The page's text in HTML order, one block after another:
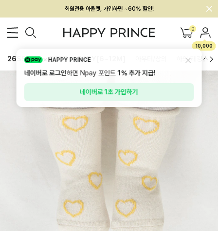
회원전용 아울렛, 가입하면 ~60% 할인!
멤버십 최대 28,000원 혜택 0
10,000
26SS 신상 BEST BABY[6~12M] 하의/레깅스
HAPPY PRINCE
네이버로 로그인하면 Npay 포인트1%추가 지급!
네이버로 1초 가입하기